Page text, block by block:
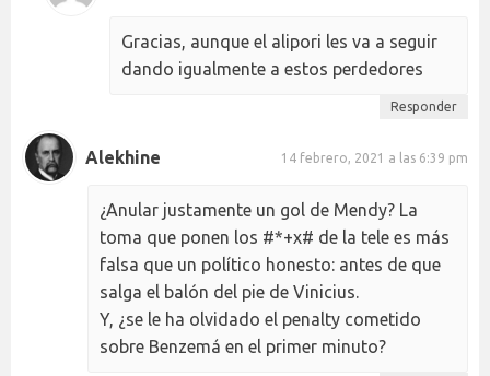
Gracias, aunque el alipori les va a seguir
dando igualmente a estos perdedores
Responder
Alekhine 14 febrero, 2021 a las 6:39 pm
¿Anular justamente un gol de Mendy? La
toma que ponen los #*+x# de la tele es más
falsa que un político honesto: antes de que
salga el balón del pie de Vinicius.
Y, ¿se le ha olvidado el penalty cometido
sobre Benzemá en el primer minuto?